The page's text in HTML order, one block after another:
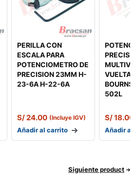
PERILLA CON
ESCALA PARA
POTENCIOMETRO DE
PRECISION 23MM H-
23-6A H-22-6A
S/24.00 (Incluye IGV)
Añadir al carrito
502L
S/18.00
Añadir al
Siguiente product